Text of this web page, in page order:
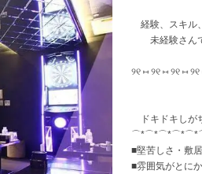
経験、スキル
未経験さんで
୨୧ ⑅ ୨୧ ⑅ ୨୧ ⑅
ドキドキしが
■堅苦しさ・敷
■雰囲気がとに